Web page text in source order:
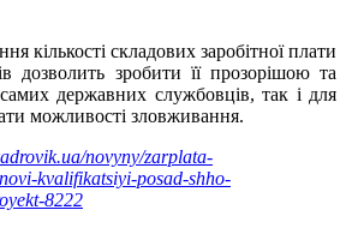
кількості складових заробітної плати
дозволить зробити її прозорішою та
державних службовців, так і для
можливості зловживання.
novyny/zarplata-
kvalifikatsiyi-posad-shho-
8222